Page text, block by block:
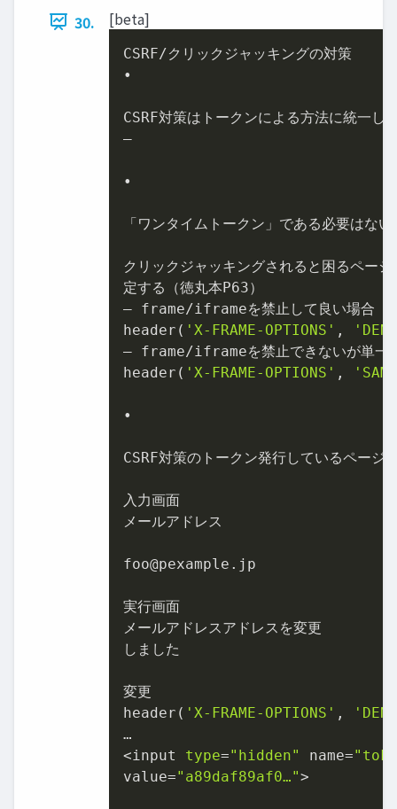
30. [beta]
CSRF/クリックジャッキングの対策
•
CSRF対策はトークンによる方法に統一し
–
•
「ワンタイムトークン」である必要はない
クリックジャッキングされると困るペー
定する（徳丸本P63）
– frame/iframeを禁止して良い場合
header( 'X-FRAME-OPTIONS' ,
– frame/iframeを禁止できないが単一
header( 'X-FRAME-OPTIONS' ,
•
CSRF対策のトークン発行しているページ
入力画面
メールアドレス
foo@pexample.jp
実行画面
メールアドレスアドレスを変更
しました
変更
header( 'X-FRAME-OPTIONS' ,
…
<input type="hidden" name=
value="a89daf89af0…">